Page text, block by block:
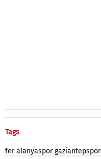
Tags
fer alanyaspor gaziantepspor